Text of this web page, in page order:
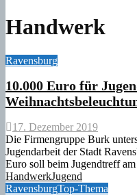
Handwerk
Ravensburg
10.000 Euro für
17. Dezember 2019
Die Firmengruppe Burk
Jugendarbeit der Stadt
Euro soll beim Jugendtreff
HandwerkJugend
RavensburgTop-Thema